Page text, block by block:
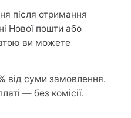
після отримання
Нової пошти або
ви можете
від суми замовлення.
— без комісії.